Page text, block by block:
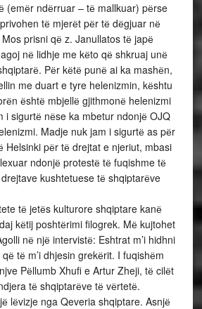
(emёr ndёrruar – tё mallkuar) pёrse
tё mjerёt pёr tё dёgjuar nё
prisni qё z. Janullatos tё japё
nё lidhje me kёto qё shkruaj unё
Pёr kёtё punё ai ka mashёn,
me duart e tyre helenizmin, kёshtu
ёshtё mbjellё gjithmonё helenizmi
i sigurtё nёse ka mbetur ndonjё OJQ
Madje nuk jam i sigurtё as pёr
Helsinki pёr tё drejtat e njeriut, mbasi
ndonjё protestё tё fuqishme tё
kushtetuese tё shqiptarёve
tё jetёs kulturore shqiptare kanё
kёtij poshtёrimi filogrek. Mё kujtohet
nё njё intervistё: Eshtrat m’i hidhni
tё m’i dhjesin grekёrit. I fuqishёm
Pёllumb Xhufi e Artur Zheji, tё cilёt
tё shqiptarёve tё vёrtetё.
lёvizje nga Qeveria shqiptare. Asnjё